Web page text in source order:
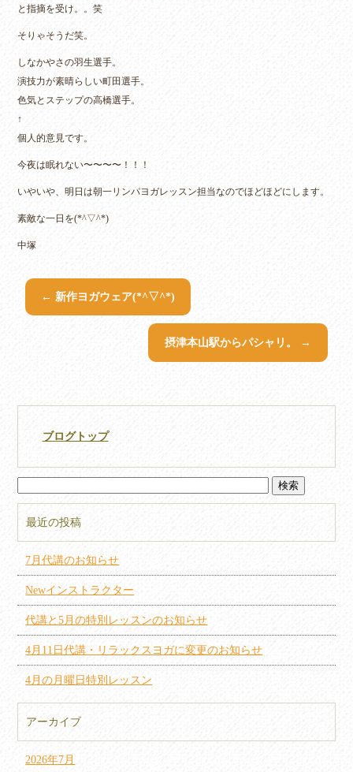
と指摘を受け。。笑
そりゃそうだ笑。
しなかやさの羽生選手。
演技力が素晴らしい町田選手。
色気とステップの高橋選手。
↑
個人的意見です。
今夜は眠れない〜〜〜〜！！！
いやいや、明日は朝一リンパヨガレッスン担当なのでほどほどにします。
素敵な一日を(*^▽^*)
中塚
← 新作ヨガウェア(*^▽^*)
摂津本山駅からパシャリ。 →
ブログトップ
最近の投稿
7月代講のお知らせ
Newインストラクター
代講と5月の特別レッスンのお知らせ
4月11日代講・リラックスヨガに変更のお知らせ
4月の月曜日特別レッスン
アーカイブ
2026年7月